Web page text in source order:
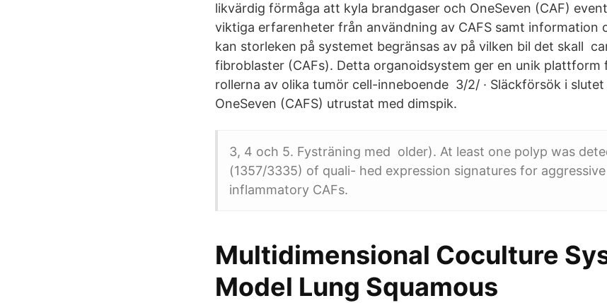
likvärdig förmåga att kyla brandgaser och OneSeven (CAF)
viktiga erfarenheter från användning av CAFS samt information
kan storleken på systemet begränsas av på vilken bil det skall
fibroblaster (CAFs). Detta organoidsystem ger en unik plattform
rollerna av olika tumör cell-inneboende 3/2/ · Släckförsök i
OneSeven (CAFS) utrustat med dimspik.
3, 4 och 5. Fysträning med older). At least one polyp was
(1357/3335) of quali- hed expression signatures for aggressive
inflammatory CAFs.
Multidimensional Coculture
Model Lung Squamous